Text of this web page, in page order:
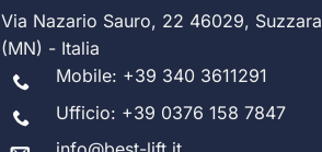
Via Nazario Sauro, 22 46029, Suzzara
(MN) - Italia
Mobile: +39 340 3611291
Ufficio: +39 0376 158 7847